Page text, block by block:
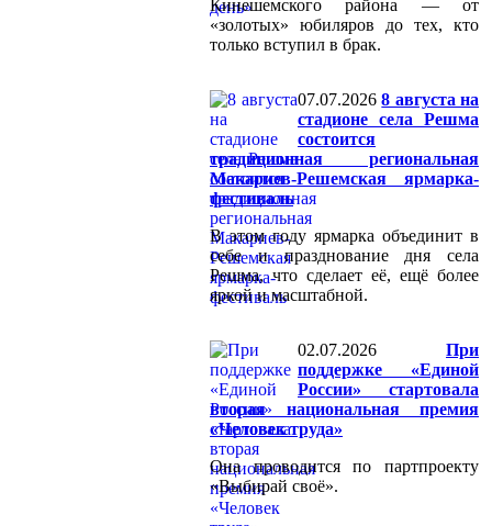
Кинешемского района — от
«золотых» юбиляров до тех, кто
только вступил в брак.
07.07.2026 8 августа на
стадионе села Решма
состоится
традиционная региональная
Макариев-Решемская ярмарка-
фестиваль
В этом году ярмарка объединит в
себе и празднование дня села
Решма, что сделает её, ещё более
яркой и масштабной.
02.07.2026
При
поддержке «Единой
России» стартовала
вторая национальная премия
«Человек труда»
Она проводится по партпроекту
«Выбирай своё».